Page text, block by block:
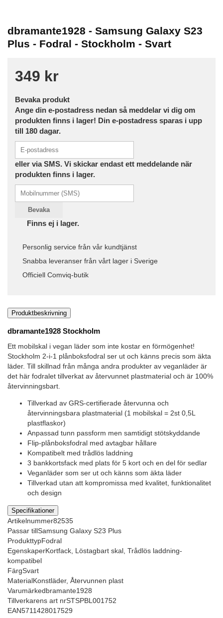
dbramante1928 - Samsung Galaxy S23
Plus - Fodral - Stockholm - Svart
349 kr
Bevaka produkt
Ange din e-postadress nedan så meddelar vi dig om
produkten finns i lager! Din e-postadress sparas i upp
till 180 dagar.
eller via SMS. Vi skickar endast ett meddelande när
produkten finns i lager.
Bevaka
Finns ej i lager.
Personlig service från vår kundtjänst
Snabba leveranser från vårt lager i Sverige
Officiell Comviq-butik
Produktbeskrivning
dbramante1928 Stockholm
Ett mobilskal i vegan läder som inte kostar en förmögenhet!
Stockholm 2-i-1 plånboksfodral ser ut och känns precis som äkta
läder. Till skillnad från många andra produkter av veganläder är
det här fodralet tillverkat av återvunnet plastmaterial och är 100%
återvinningsbart.
Tillverkad av GRS-certifierade återvunna och
återvinningsbara plastmaterial (1 mobilskal = 2st 0,5L
plastflaskor)
Anpassad tunn passform men samtidigt stötskyddande
Flip-plånboksfodral med avtagbar hållare
Kompatibelt med trådlös laddning
3 bankkortsfack med plats för 5 kort och en del för sedlar
Veganläder som ser ut och känns som äkta läder
Tillverkad utan att kompromissa med kvalitet, funktionalitet
och design
Specifikationer
Artikelnummer82535
Passar tillSamsung Galaxy S23 Plus
ProdukttypFodral
EgenskaperKortfack, Löstagbart skal, Trådlös laddning-
kompatibel
FärgSvart
MaterialKonstläder, Återvunnen plast
Varumärkedbramante1928
Tillverkarens art nrSTSPBL001752
EAN5711428017529